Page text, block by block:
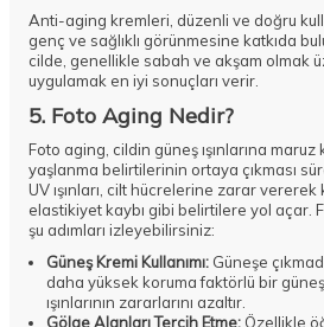
Anti-aging kremleri, düzenli ve doğru
genç ve sağlıklı görünmesine katkıda
cilde, genellikle sabah ve akşam olmak
uygulamak en iyi sonuçları verir.
5. Foto Aging Nedir?
Foto aging, cildin güneş ışınlarına maruz
yaşlanma belirtilerinin ortaya çıkması
UV ışınları, cilt hücrelerine zarar vererek
elastikiyet kaybı gibi belirtilere yol açar.
şu adımları izleyebilirsiniz:
Güneş Kremi Kullanımı: Güneşe
daha yüksek koruma faktörlü bir
ışınlarının zararlarını azaltır.
Gölge Alanları Tercih Etme: Özellikle